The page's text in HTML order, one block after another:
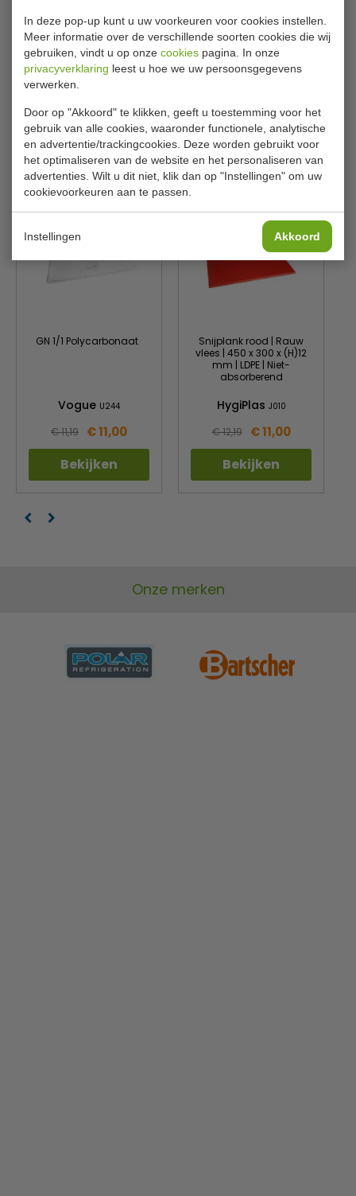
In deze pop-up kunt u uw voorkeuren voor cookies instellen.
Meer informatie over de verschillende soorten cookies die wij
gebruiken, vindt u op onze cookies pagina. In onze
privacyverklaring leest u hoe we uw persoonsgegevens
verwerken.
Door op "Akkoord" te klikken, geeft u toestemming voor het
gebruik van alle cookies, waaronder functionele, analytische
en advertentie/trackingcookies. Deze worden gebruikt voor
het optimaliseren van de website en het personaliseren van
advertenties. Wilt u dit niet, klik dan op "Instellingen" om uw
cookievoorkeuren aan te passen.
Instellingen Akkoord
Lichtgewicht kunststof blijft koel aanvoelen
Bestand tegen temperaturen van -40°C tot +100°C
Deksels worden apart verkocht
Model
Diep
150 mm
Inhoud
19,50 liter
Temperatuur
-40 tot +100
Gerelateerde producten
GN 1/1 Polycarbonaat
Vogue U244
€ 11,19 € 11,00
Bekijken
Snijplank rood | Rauw
vlees | 450 x 300 x (H)12
mm | LDPE | Niet-
absorberend
HygiPlas J010
€ 12,19 € 11,00
Bekijken
Onze merken